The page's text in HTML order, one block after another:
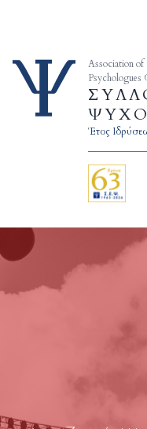
Association of
Psychologues
Έτος